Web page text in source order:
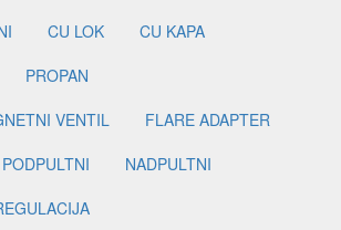
CU LOK
CU KAPA
PROPAN
VENTIL
FLARE ADAPTER
PODPULTNI
NADPULTNI